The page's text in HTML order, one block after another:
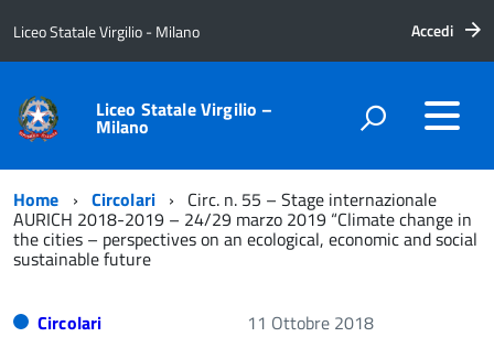
Liceo Statale Virgilio - Milano Accedi
Liceo Statale Virgilio –
Milano
Home Circolari Circ. n. 55 – Stage internazionale
AURICH 2018-2019 – 24/29 marzo 2019 “Climate change in
the cities – perspectives on an ecological, economic and social
sustainable future
Circolari 11 Ottobre 2018